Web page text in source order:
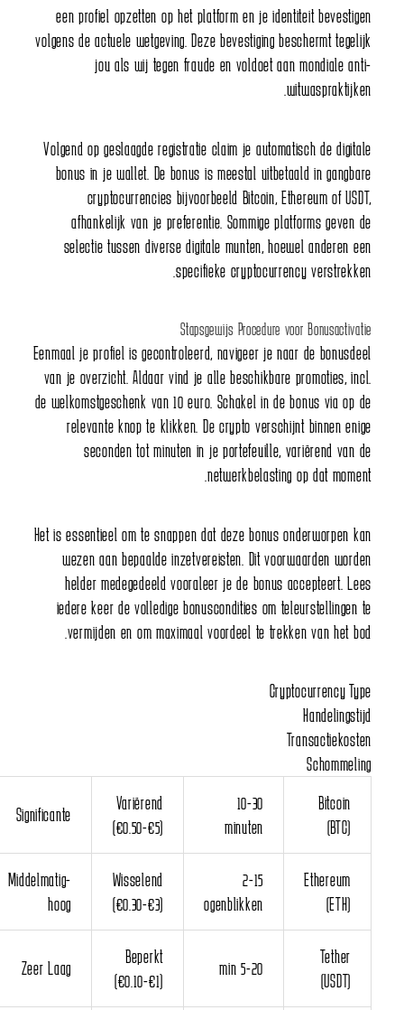
een profiel opzetten op het platform en je identiteit bevestigen
volgens de actuele wetgeving. Deze bevestiging beschermt tegelijk
jou als wij tegen fraude en voldoet aan mondiale anti-
witwaspraktijken.
Volgend op geslaagde registratie claim je automatisch de digitale
bonus in je wallet. De bonus is meestal uitbetaald in gangbare
cryptocurrencies bijvoorbeeld Bitcoin, Ethereum of USDT,
afhankelijk van je preferentie. Sommige platforms geven de
selectie tussen diverse digitale munten, hoewel anderen een
specifieke cryptocurrency verstrekken.
Stapsgewijs Procedure voor Bonusactivatie
Eenmaal je profiel is gecontroleerd, navigeer je naar de bonusdeel
van je overzicht. Aldaar vind je alle beschikbare promoties, incl.
de welkomstgeschenk van 10 euro. Schakel in de bonus via op de
relevante knop te klikken. De crypto verschijnt binnen enige
seconden tot minuten in je portefeuille, variërend van de
netwerkbelasting op dat moment.
Het is essentieel om te snappen dat deze bonus onderworpen kan
wezen aan bepaalde inzetvereisten. Dit voorwaarden worden
helder medegedeeld vooraleer je de bonus accepteert. Lees
iedere keer de volledige bonuscondities om teleurstellingen te
vermijden en om maximaal voordeel te trekken van het bod.
Cryptocurrency Type
Handelingstijd
Transactiekosten
Schommeling
Bitcoin
(BTC)
10-30
minuten
Variërend
(€0.50-€5)
Significante
Ethereum
(ETH)
2-15
ogenblikken
Wisselend
(€0.30-€3)
Middelmatig-
hoog
Tether
(USDT)
5-20 min
Beperkt
(€0.10-€1)
Zeer Laag